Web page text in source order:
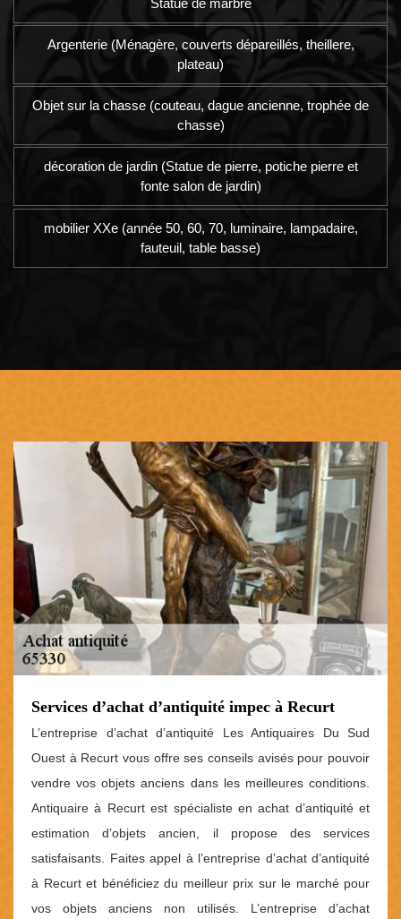
Statue de marbre
Argenterie (Ménagère, couverts dépareillés, theillere,
plateau)
Objet sur la chasse (couteau, dague ancienne, trophée de
chasse)
décoration de jardin (Statue de pierre, potiche pierre et
fonte salon de jardin)
mobilier XXe (année 50, 60, 70, luminaire, lampadaire,
fauteuil, table basse)
Services d’achat d’antiquité impec à Recurt
L’entreprise d’achat d’antiquité Les Antiquaires Du Sud
Ouest à Recurt vous offre ses conseils avisés pour pouvoir
vendre vos objets anciens dans les meilleures conditions.
Antiquaire à Recurt est spécialiste en achat d’antiquité et
estimation d’objets ancien, il propose des services
satisfaisants. Faites appel à l’entreprise d’achat d’antiquité
à Recurt et bénéficiez du meilleur prix sur le marché pour
vos objets anciens non utilisés. L’entreprise d’achat